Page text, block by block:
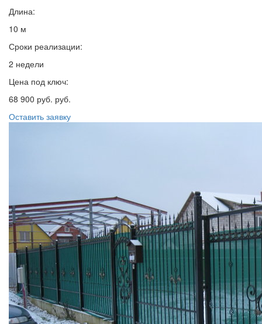
Длина:
10 м
Сроки реализации:
2 недели
Цена под ключ:
68 900 руб. руб.
Оставить заявку